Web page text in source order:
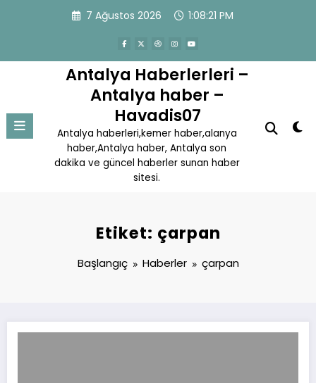
7 Ağustos 2026 1:08:21 PM
Antalya Haberlerleri –
Antalya haber –
Havadis07
Antalya haberleri,kemer haber,alanya
haber,Antalya haber, Antalya son
dakika ve güncel haberler sunan haber
sitesi.
Etiket: çarpan
Başlangıç Haberler çarpan